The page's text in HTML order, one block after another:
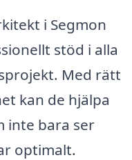
i Segmon
stöd i alla
Med rätt
kan de hjälpa
inte bara ser
optimalt.